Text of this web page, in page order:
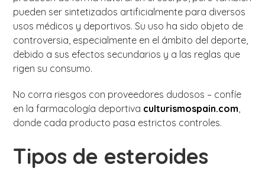
pueden ser sintetizados artificialmente para diversos
usos médicos y deportivos. Su uso ha sido objeto de
controversia, especialmente en el ámbito del deporte,
debido a sus efectos secundarios y a las reglas que
rigen su consumo.
No corra riesgos con proveedores dudosos – confíe
en la farmacología deportiva culturismospain.com,
donde cada producto pasa estrictos controles.
Tipos de esteroides